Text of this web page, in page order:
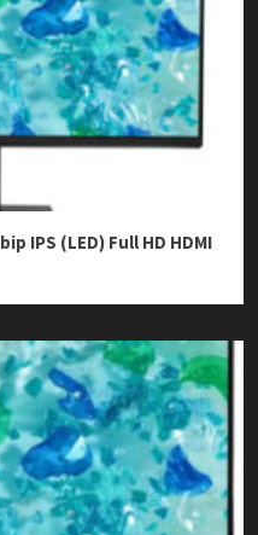
IPS (LED) Full HD HDMI